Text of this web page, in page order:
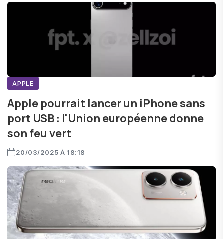
APPLE
Apple pourrait lancer un iPhone sans
port USB : l'Union européenne donne
son feu vert
20/03/2025 À 18:18